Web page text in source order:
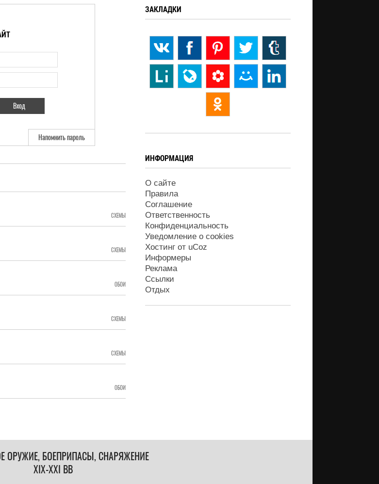
Напомнить пароль
СХЕМЫ
СХЕМЫ
ОБОИ
СХЕМЫ
СХЕМЫ
ОБОИ
ЗАКЛАДКИ
ИНФОРМАЦИЯ
О сайте
Правила
Соглашение
Ответственность
Конфиденциальность
Уведомление о cookies
Хостинг от uCoz
Информеры
Реклама
Ссылки
Отдых
ОРУЖИЕ, БОЕПРИПАСЫ, СНАРЯЖЕНИЕ
XIX-XXI ВВ